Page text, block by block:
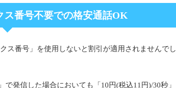
ス番号不要での格安通話OK
ス番号」を使用しないと割引が適用されませんでし
発信した場合においても「10円(税込11円)/30秒」